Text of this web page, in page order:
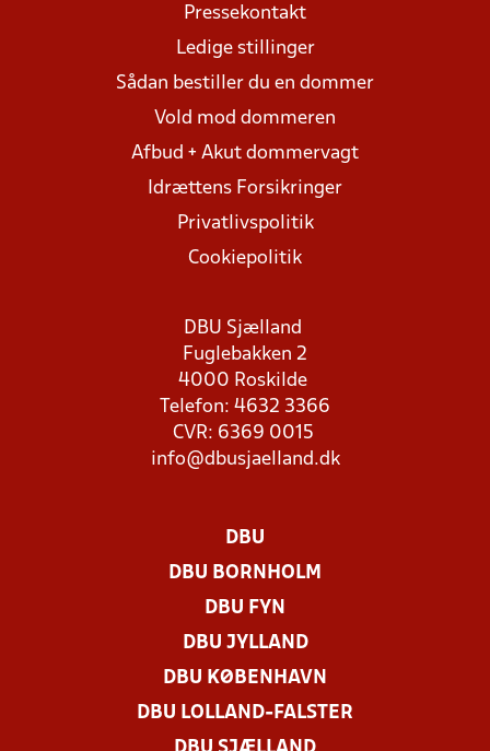
Pressekontakt
Ledige stillinger
Sådan bestiller du en dommer
Vold mod dommeren
Afbud + Akut dommervagt
Idrættens Forsikringer
Privatlivspolitik
Cookiepolitik
DBU Sjælland
Fuglebakken 2
4000 Roskilde
Telefon: 4632 3366
CVR: 6369 0015
info@dbusjaelland.dk
DBU
DBU BORNHOLM
DBU FYN
DBU JYLLAND
DBU KØBENHAVN
DBU LOLLAND-FALSTER